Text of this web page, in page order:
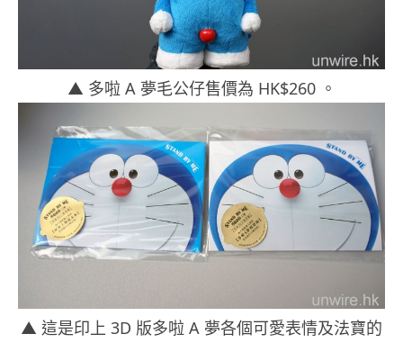
▲ 多啦 A 夢毛公仔售價為 HK$260 。
▲ 這是印上 3D 版多啦 A 夢各個可愛表情及法寶的